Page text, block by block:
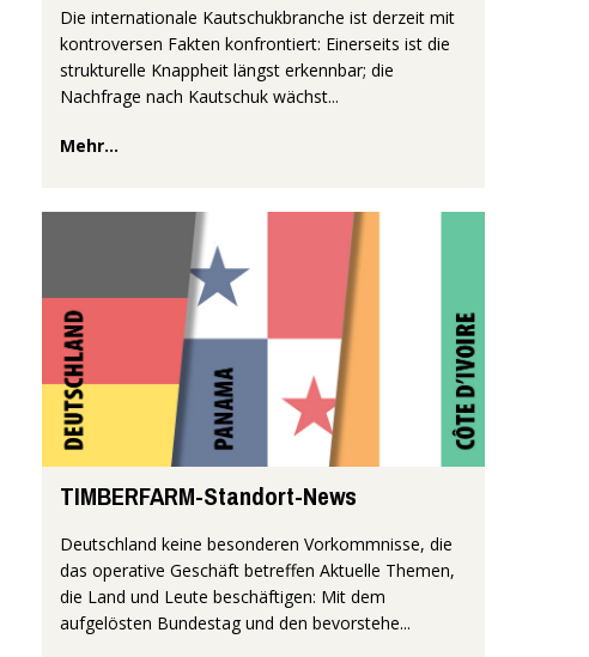
Die internationale Kautschukbranche ist derzeit mit
kontroversen Fakten konfrontiert: Einerseits ist die
strukturelle Knappheit längst erkennbar; die
Nachfrage nach Kautschuk wächst...
Mehr...
TIMBERFARM-Standort-News
Deutschland keine besonderen Vorkommnisse, die
das operative Geschäft betreffen Aktuelle Themen,
die Land und Leute beschäftigen: Mit dem
aufgelösten Bundestag und den bevorstehe...